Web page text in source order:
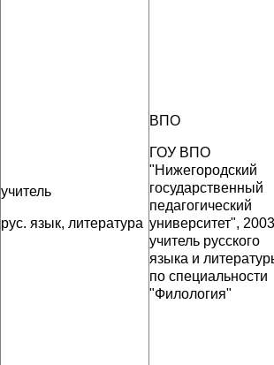
учитель
рус. язык, литература
ВПО
ГОУ ВПО
"Нижегородский
государственный
педагогический
университет",
учитель русского
языка и
по специальности
"Филология"